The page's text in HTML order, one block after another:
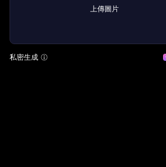
上傳圖片
私密生成